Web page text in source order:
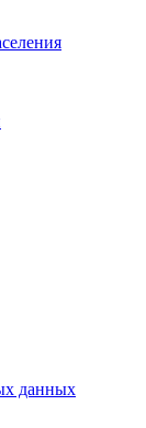
данных